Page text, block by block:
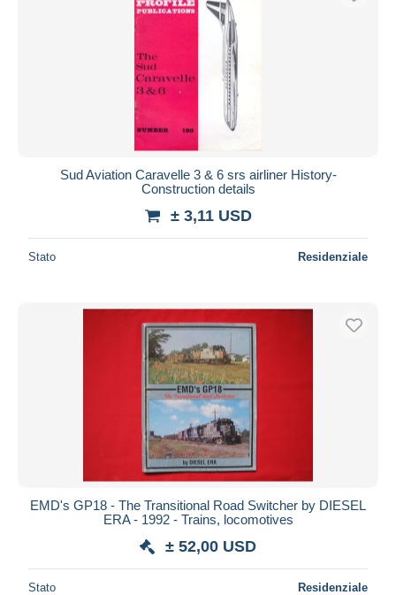
Sud Aviation Caravelle 3 & 6 srs airliner History-
Construction details
± 3,11 USD
Stato Residenziale
EMD's GP18 - The Transitional Road Switcher by DIESEL
ERA - 1992 - Trains, locomotives
± 52,00 USD
Stato Residenziale